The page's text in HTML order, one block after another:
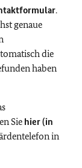
.
genaue
die
haben
Sie hier (in
in